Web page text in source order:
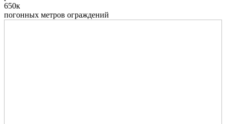
650к
погонных метров ограждений